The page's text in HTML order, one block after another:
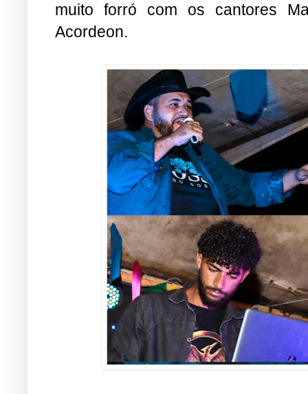
muito forró com os cantores
Acordeon.